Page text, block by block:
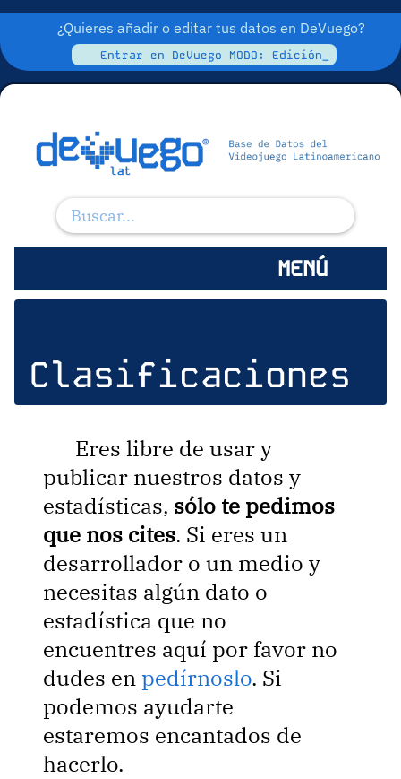
¿Quieres añadir o editar tus datos en DeVuego?
Entrar en DeVuego MODO: Edición_
MENÚ
Clasificaciones
Eres libre de usar y
publicar nuestros datos y
estadísticas, sólo te pedimos
que nos cites. Si eres un
desarrollador o un medio y
necesitas algún dato o
estadística que no
encuentres aquí por favor no
dudes en pedírnoslo. Si
podemos ayudarte
estaremos encantados de
hacerlo.